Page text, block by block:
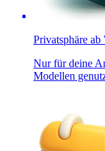
Privatsphäre ab
Nur für deine
Modellen